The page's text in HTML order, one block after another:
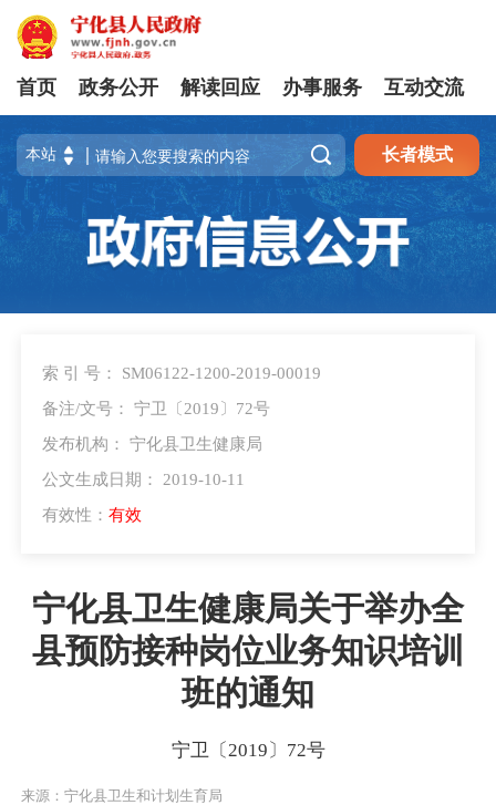
首页 政务公开 解读回应 办事服务 互动交流
 长者模式
索 引 号： SM06122-1200-2019-00019
备注/文号： 宁卫〔2019〕72号
发布机构： 宁化县卫生健康局
公文生成日期： 2019-10-11
有效性： 有效
宁化县卫生健康局关于举办全
县预防接种岗位业务知识培训
班的通知
宁卫〔2019〕72号
来源：宁化县卫生和计划生育局